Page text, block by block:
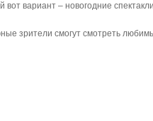
вариант – новогодние
зрители смогут смотреть